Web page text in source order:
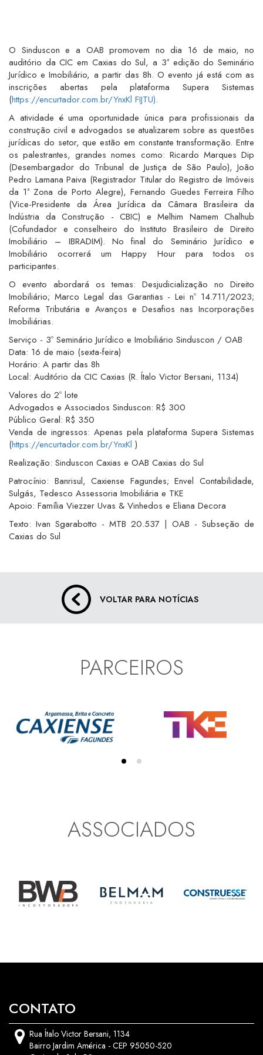
O Sinduscon e a OAB promovem no dia 16 de maio, no
auditório da CIC em Caxias do Sul, a 3ª edição do Seminário
Jurídico e Imobiliário, a partir das 8h. O evento já está com as
inscrições abertas pela plataforma Supera Sistemas
(https://encurtador.com.br/YnxKl FIJTU).
A atividade é uma oportunidade única para profissionais da
construção civil e advogados se atualizarem sobre as questões
jurídicas do setor, que estão em constante transformação. Entre
os palestrantes, grandes nomes como: Ricardo Marques Dip
(Desembargador do Tribunal de Justiça de São Paulo), João
Pedro Lamana Paiva (Registrador Titular do Registro de Imóveis
da 1ª Zona de Porto Alegre), Fernando Guedes Ferreira Filho
(Vice-Presidente da Área Jurídica da Câmara Brasileira da
Indústria da Construção - CBIC) e Melhim Namem Chalhub
(Cofundador e conselheiro do Instituto Brasileiro de Direito
Imobiliário – IBRADIM). No final do Seminário Jurídico e
Imobiliário ocorrerá um Happy Hour para todos os
participantes.
O evento abordará os temas: Desjudicialização no Direito
Imobiliário; Marco Legal das Garantias - Lei nº 14.711/2023;
Reforma Tributária e Avanços e Desafios nas Incorporações
Imobiliárias.
Serviço - 3º Seminário Jurídico e Imobiliário Sinduscon / OAB
Data: 16 de maio (sexta-feira)
Horário: A partir das 8h
Local: Auditório da CIC Caxias (R. Ítalo Victor Bersani, 1134)
Valores do 2º lote
Advogados e Associados Sinduscon: R$ 300
Público Geral: R$ 350
Venda de ingressos: Apenas pela plataforma Supera Sistemas
(https://encurtador.com.br/YnxKl )
Realização: Sinduscon Caxias e OAB Caxias do Sul
Patrocínio: Banrisul, Caxiense Fagundes; Envel Contabilidade,
Sulgás, Tedesco Assessoria Imobiliária e TKE
Apoio: Família Viezzer Uvas & Vinhedos e Eliana Decora
Texto: Ivan Sgarabotto - MTB 20.537 | OAB - Subseção de
Caxias do Sul
VOLTAR PARA NOTÍCIAS
PARCEIROS
ASSOCIADOS
CONTATO
Rua Ítalo Victor Bersani, 1134
Bairro Jardim América - CEP 95050-520